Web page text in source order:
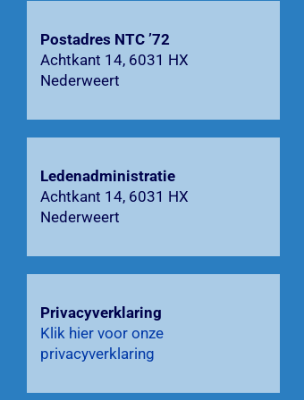
Postadres NTC ’72
Achtkant 14, 6031 HX
Nederweert
Ledenadministratie
Achtkant 14, 6031 HX
Nederweert
Privacyverklaring
Klik hier voor onze
privacyverklaring